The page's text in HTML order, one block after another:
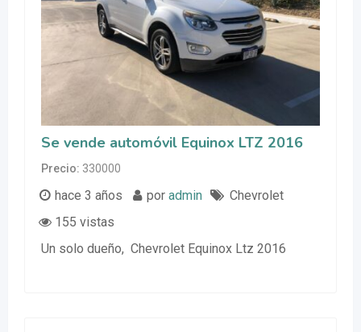
Se vende automóvil Equinox LTZ 2016
Precio 330000
hace 3 años por admin
Chevrolet
155 vistas
Un solo dueño, Chevrolet Equinox Ltz 2016